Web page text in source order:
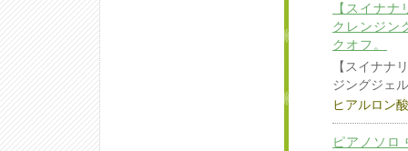
【スイナ
クレンジン
クオフ。
【スイナナ
ジングジェ
ヒアルロン
ピアノソロ